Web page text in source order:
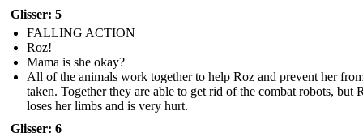
Glisser: 5
FALLING ACTION
Roz!
Mama is she okay?
All of the animals work together to help Roz and prevent her
taken. Together they are able to get rid of the combat robots, but
loses her limbs and is very hurt.
Glisser: 6